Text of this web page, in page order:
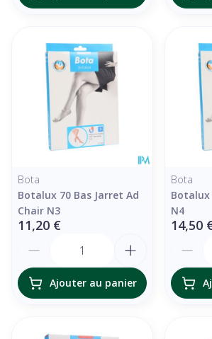
Bota
Botalux 70 Bas Jarret Ad
Chair N3
11,20 €
Ajouter au panier
Bota
Botalux
N4
14,50